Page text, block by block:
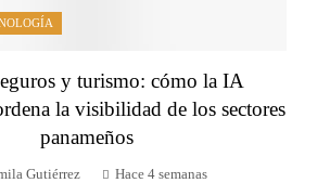
y turismo: cómo la IA
la visibilidad de los sectores
panameños
Gutiérrez Hace 4 semanas